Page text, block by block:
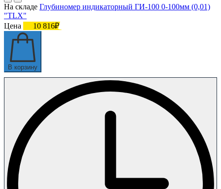
На складе Глубиномер индикаторный ГИ-100 0-100мм (0,01)
"TLX"
Цена
10 816₽
В корзину